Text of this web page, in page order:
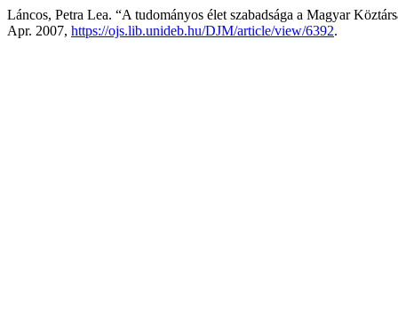
Láncos, Petra Lea. “A tudományos élet szabadsága a Magyar
Apr. 2007, https://ojs.lib.unideb.hu/DJM/article/view/6392.